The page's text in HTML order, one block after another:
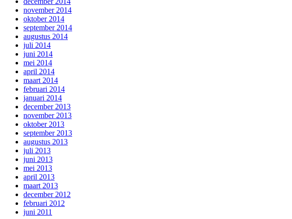
november 2014
oktober 2014
september 2014
augustus 2014
juli 2014
juni 2014
mei 2014
april 2014
maart 2014
februari 2014
januari 2014
december 2013
november 2013
oktober 2013
september 2013
augustus 2013
juli 2013
juni 2013
mei 2013
april 2013
maart 2013
december 2012
februari 2012
juni 2011